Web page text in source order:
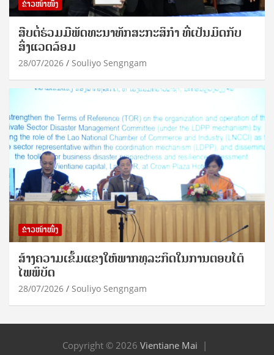
ຂ່າວໜ້າໜຶ່ງ
ສືບຕໍ່ຮ່ວມມືພັດທະນາທັກສະກະສິກຳ ທີ່ເປັນມິດກັບ
ສິ່ງແວດລ້ອມ
28/07/2026 Souliyo Sengngam
ຂ່າວໜ້າໜຶ່ງ
ສ້າງຄວາມເຂັ້ມແຂງໃຫ້ພາກທຸລະກິດໃນການຕອບໂຕ້
ໄພພິບັດ
28/07/2026 Souliyo Sengngam
Copyright © 2026 Vientiane Mai